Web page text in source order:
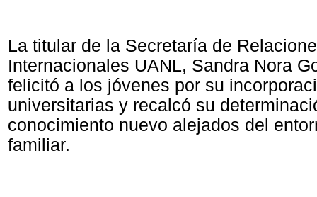
La titular de la Secretaría de
Internacionales UANL, Sandra Nora
felicitó a los jóvenes por su
universitarias y recalcó su
conocimiento nuevo alejados del
familiar.